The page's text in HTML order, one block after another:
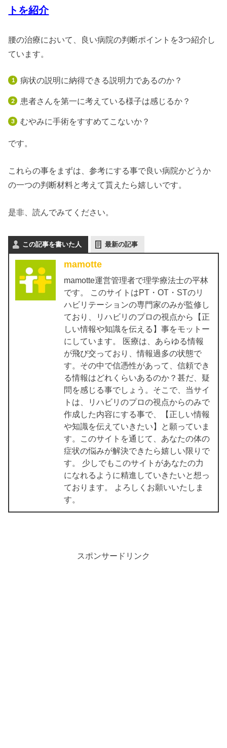
トを紹介
腰の治療において、良い病院の判断ポイントを3つ紹介し
ています。
病状の説明に納得できる説明力であるのか？
患者さんを第一に考えている様子は感じるか？
むやみに手術をすすめてこないか？
です。
これらの事をまずは、参考にする事で良い病院かどうか
の一つの判断材料と考えて貰えたら嬉しいです。
是非、読んでみてください。
この記事を書いた人 最新の記事
mamotte
mamotte運営管理者で理学療法士の平林
です。 このサイトはPT・OT・STのリ
ハビリテーションの専門家のみが監修し
ており、リハビリのプロの視点から【正
しい情報や知識を伝える】事をモットー
にしています。 医療は、あらゆる情報
が飛び交っており、情報過多の状態で
す。その中で信憑性があって、信頼でき
る情報はどれくらいあるのか？甚だ、疑
問を感じる事でしょう。そこで、当サイ
トは、リハビリのプロの視点からのみで
作成した内容にする事で、【正しい情報
や知識を伝えていきたい】と願っていま
す。このサイトを通じて、あなたの体の
症状の悩みが解決できたら嬉しい限りで
す。 少しでもこのサイトがあなたの力
になれるように精進していきたいと想っ
ております。 よろしくお願いいたしま
す。
スポンサードリンク